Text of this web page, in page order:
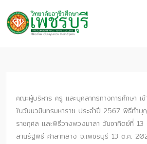
คณะผู้บริหาร ครู และบุคลากรทางการศึกษา เ
ในวันนวมินทรมหาราช ประจำปี 2567 พิธีทำ
ราชกุศล และพิธีวางพวงมาลา วันอาทิตย์ที่
ลานรัฐพิธี ศาลากลาง จ.เพชรบุรี 13 ต.ค.